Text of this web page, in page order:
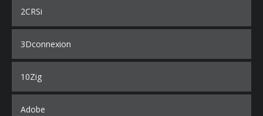
2CRSi
3Dconnexion
10Zig
Adobe